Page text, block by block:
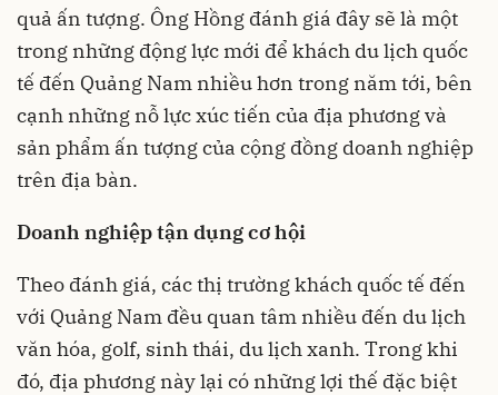
quả ấn tượng. Ông Hồng đánh giá đây sẽ là một
trong những động lực mới để khách du lịch quốc
tế đến Quảng Nam nhiều hơn trong năm tới, bên
cạnh những nỗ lực xúc tiến của địa phương và
sản phẩm ấn tượng của cộng đồng doanh nghiệp
trên địa bàn.
Doanh nghiệp tận dụng cơ hội
Theo đánh giá, các thị trường khách quốc tế đến
với Quảng Nam đều quan tâm nhiều đến du lịch
văn hóa, golf, sinh thái, du lịch xanh. Trong khi
đó, địa phương này lại có những lợi thế đặc biệt